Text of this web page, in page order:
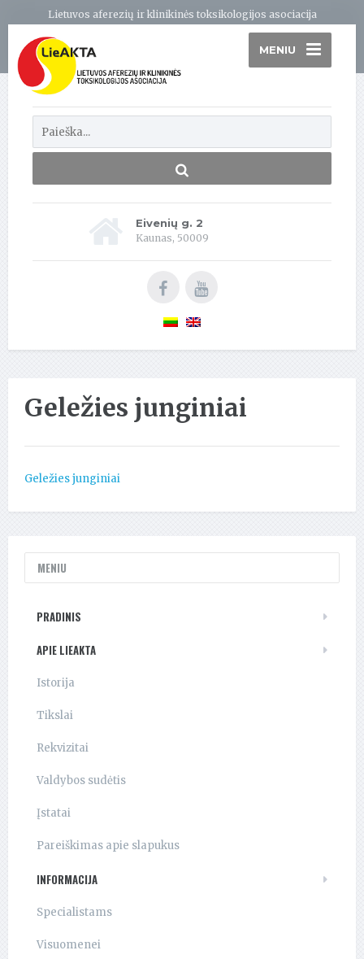
Lietuvos aferezių ir klinikinės toksikologijos asociacija
MENIU
Eivenių g. 2
Kaunas, 50009
Geležies junginiai
Geležies junginiai
MENIU
PRADINIS
APIE LIEAKTA
Istorija
Tikslai
Rekvizitai
Valdybos sudėtis
Įstatai
Pareiškimas apie slapukus
INFORMACIJA
Specialistams
Visuomenei